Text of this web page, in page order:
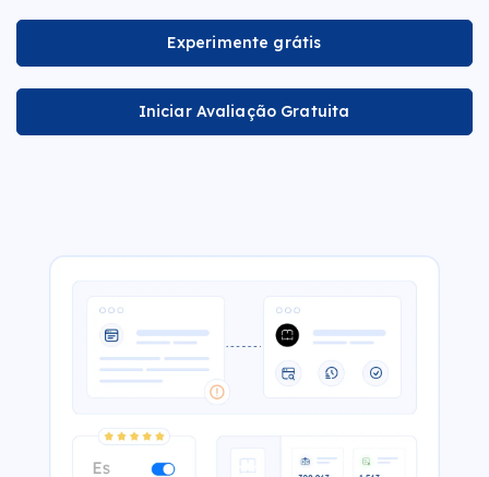
Experimente grátis
Iniciar Avaliação Gratuita